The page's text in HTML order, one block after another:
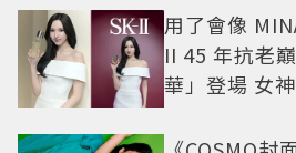
用了會像
II 45 年抗老
華」登場 女